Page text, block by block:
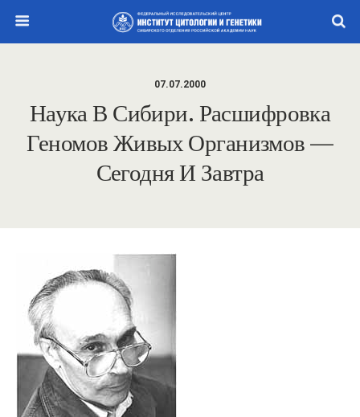
07.07.2000
Наука В Сибири. Расшифровка
Геномов Живых Организмов —
Сегодня И Завтра